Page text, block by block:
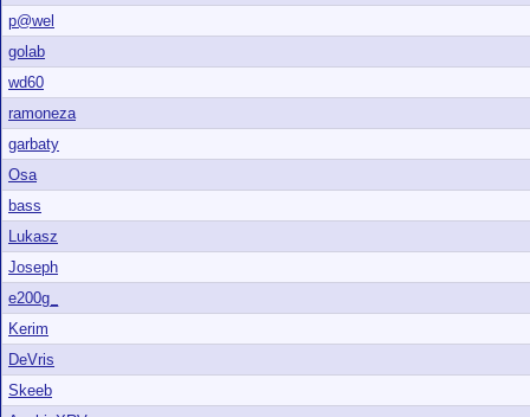
p@wel
golab
wd60
ramoneza
garbaty
Osa
bass
Lukasz
Joseph
e200g_
Kerim
DeVris
Skeeb